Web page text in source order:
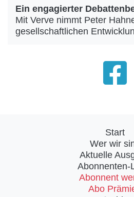
Ein engagierter
Mit Verve nimmt Peter
gesellschaftlichen
Start
Wer wir
Aktuelle
Abonnenten-
Abonnent
Abo